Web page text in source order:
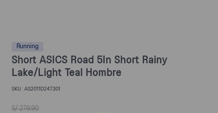
Running
Short ASICS Road 5In Short Rainy
Lake/Light Teal Hombre
AS2011D247.301
S/ 279.90